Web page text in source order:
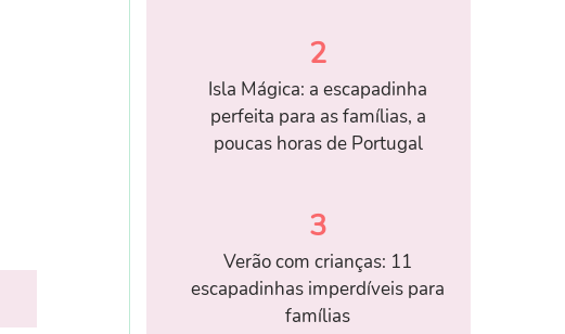
2
Isla Mágica: a escapadinha
perfeita para as famílias, a
poucas horas de Portugal
3
Verão com crianças: 11
escapadinhas imperdíveis para
famílias